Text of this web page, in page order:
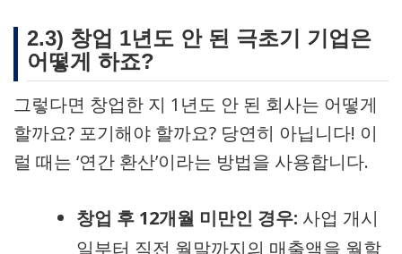
2.3) 창업 1년도 안 된 극초기 기업은
어떻게 하죠?
그렇다면 창업한 지 1년도 안 된 회사는 어떻게
할까요? 포기해야 할까요? 당연히 아닙니다! 이
럴 때는 ‘연간 환산’이라는 방법을 사용합니다.
창업 후 12개월 미만인 경우: 사업 개시
일부터 직전 월말까지의 매출액을 월할